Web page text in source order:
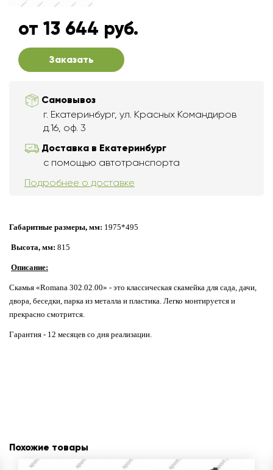
от 13 644 руб.
Заказать
Самовывоз
г. Екатеринбург, ул. Красных Командиров
д.16, оф. 3
Доставка в Екатеринбург
с помощью автотранспорта
Подробнее о доставке
Габаритные размеры, мм: 1975*495
Высота, мм: 815
Описание:
Скамья «Romana 302.02.00» - это классическая скамейка для сада, дачи,
двора, беседки, парка из металла и пластика. Легко монтируется и
прекрасно смотрится.
Гарантия - 12 месяцев со дня реализации.
Похожие товары